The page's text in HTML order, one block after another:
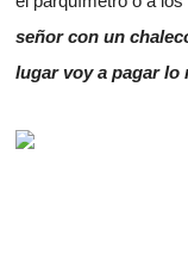
señor con un
lugar voy a pagar lo